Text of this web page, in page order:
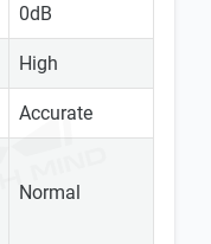
0dB
High
Accurate
Normal